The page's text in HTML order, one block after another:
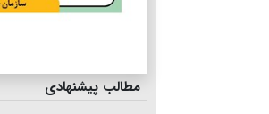
مطالب پیشنهادی